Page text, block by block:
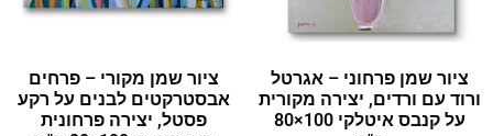
ציור שמן פרחוני – אגרטל
ורוד עם ורדים, יצירה מקורית
על קנבס איטלקי 100×80
ציור שמן מקורי – פרחים
אבסטרקטים לבנים על רקע
פסטל, יצירה פרחונית